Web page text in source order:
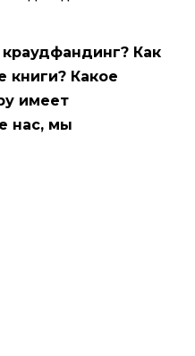
Как
книги? Какое
имеет
нас, мы